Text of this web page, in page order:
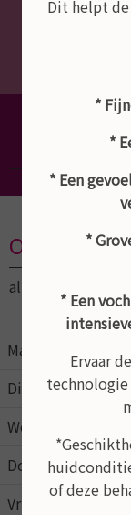
Dé
altijd op afspraak
Maandag
Dinsdag
Woensdag
Donderdag
Vrijdag
Dit helpt
*
*
* Een
*
* Een
Ervaar
of deze